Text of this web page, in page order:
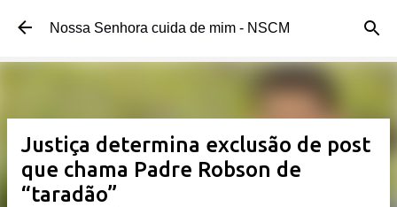
Pular para o conteúdo principal
Nossa Senhora cuida de mim - NSCM
Justiça determina exclusão de post
que chama Padre Robson de
“taradão”